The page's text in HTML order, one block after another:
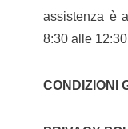
assistenza è
8:30 alle
CONDIZIONI